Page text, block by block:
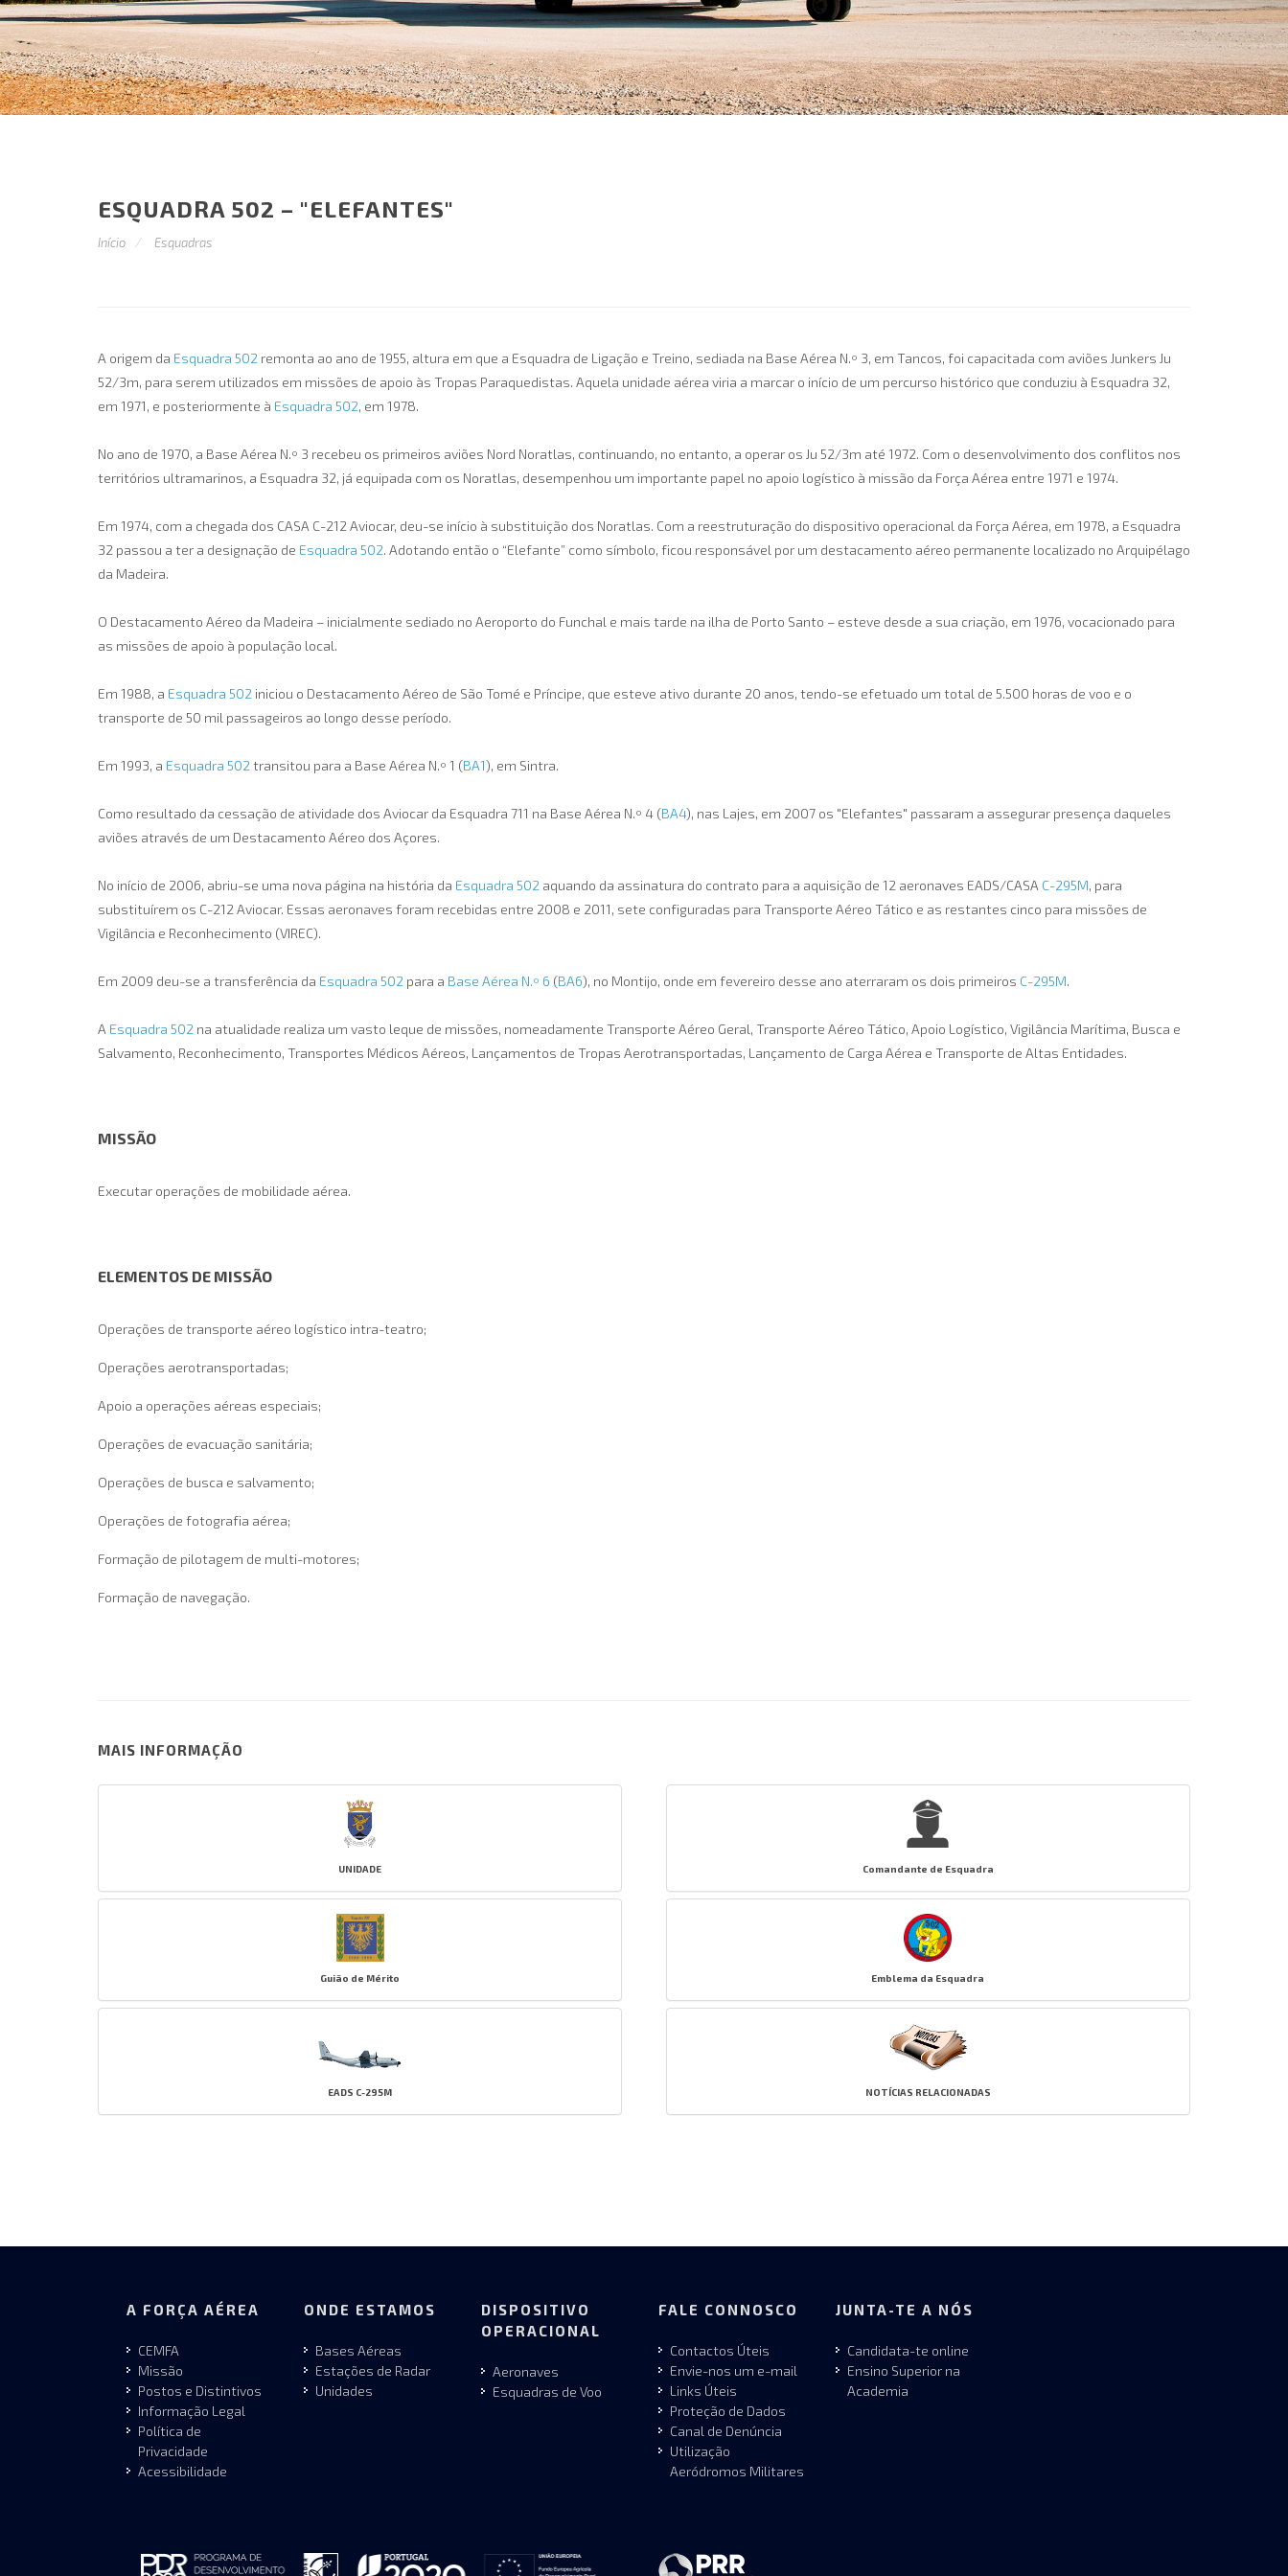
ESQUADRA 502 – "ELEFANTES"
Início Esquadras
A origem da Esquadra 502 remonta ao ano de 1955, altura em que a Esquadra de Ligação e Treino, sediada na Base Aérea N.º 3, em Tancos, foi capacitada com aviões Junkers Ju
52/3m, para serem utilizados em missões de apoio às Tropas Paraquedistas. Aquela unidade aérea viria a marcar o início de um percurso histórico que conduziu à Esquadra 32,
em 1971, e posteriormente à Esquadra 502, em 1978.
No ano de 1970, a Base Aérea N.º 3 recebeu os primeiros aviões Nord Noratlas, continuando, no entanto, a operar os Ju 52/3m até 1972. Com o desenvolvimento dos conflitos nos
territórios ultramarinos, a Esquadra 32, já equipada com os Noratlas, desempenhou um importante papel no apoio logístico à missão da Força Aérea entre 1971 e 1974.
Em 1974, com a chegada dos CASA C-212 Aviocar, deu-se início à substituição dos Noratlas. Com a reestruturação do dispositivo operacional da Força Aérea, em 1978, a Esquadra
32 passou a ter a designação de Esquadra 502. Adotando então o “Elefante” como símbolo, ficou responsável por um destacamento aéreo permanente localizado no Arquipélago
da Madeira.
O Destacamento Aéreo da Madeira – inicialmente sediado no Aeroporto do Funchal e mais tarde na ilha de Porto Santo – esteve desde a sua criação, em 1976, vocacionado para
as missões de apoio à população local.
Em 1988, a Esquadra 502 iniciou o Destacamento Aéreo de São Tomé e Príncipe, que esteve ativo durante 20 anos, tendo-se efetuado um total de 5.500 horas de voo e o
transporte de 50 mil passageiros ao longo desse período.
Em 1993, a Esquadra 502 transitou para a Base Aérea N.º 1 (BA1), em Sintra.
Como resultado da cessação de atividade dos Aviocar da Esquadra 711 na Base Aérea N.º 4 (BA4), nas Lajes, em 2007 os "Elefantes" passaram a assegurar presença daqueles
aviões através de um Destacamento Aéreo dos Açores.
No início de 2006, abriu-se uma nova página na história da Esquadra 502 aquando da assinatura do contrato para a aquisição de 12 aeronaves EADS/CASA C-295M, para
substituírem os C-212 Aviocar. Essas aeronaves foram recebidas entre 2008 e 2011, sete configuradas para Transporte Aéreo Tático e as restantes cinco para missões de
Vigilância e Reconhecimento (VIREC).
Em 2009 deu-se a transferência da Esquadra 502 para a Base Aérea N.º 6 (BA6), no Montijo, onde em fevereiro desse ano aterraram os dois primeiros C-295M.
A Esquadra 502 na atualidade realiza um vasto leque de missões, nomeadamente Transporte Aéreo Geral, Transporte Aéreo Tático, Apoio Logístico, Vigilância Marítima, Busca e
Salvamento, Reconhecimento, Transportes Médicos Aéreos, Lançamentos de Tropas Aerotransportadas, Lançamento de Carga Aérea e Transporte de Altas Entidades.
MISSÃO
Executar operações de mobilidade aérea.
ELEMENTOS DE MISSÃO
Operações de transporte aéreo logístico intra-teatro;
Operações aerotransportadas;
Apoio a operações aéreas especiais;
Operações de evacuação sanitária;
Operações de busca e salvamento;
Operações de fotografia aérea;
Formação de pilotagem de multi-motores;
Formação de navegação.
MAIS INFORMAÇÃO
UNIDADE Comandante de Esquadra
Guião de Mérito Emblema da Esquadra
EADS C-295M NOTÍCIAS RELACIONADAS
A FORÇA AÉREA
CEMFA
Missão
Postos e Distintivos
Informação Legal
Política de
Privacidade
Acessibilidade
ONDE ESTAMOS
Bases Aéreas
Estações de Radar
Unidades
DISPOSITIVO
OPERACIONAL
Aeronaves
Esquadras de Voo
FALE CONNOSCO
Contactos Úteis
Envie-nos um e-mail
Links Úteis
Proteção de Dados
Canal de Denúncia
Utilização
Aeródromos Militares
JUNTA-TE A NÓS
Candidata-te online
Ensino Superior na
Academia